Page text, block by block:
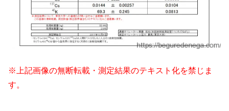
※上記画像の無断転載・測定結果のテキスト化を禁じま
す。